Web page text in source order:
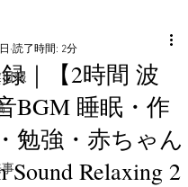
報｜【2時間 波
BGM 睡眠・作
勉強・赤ちゃん
Sound Relaxing 2
読了時間: 2分